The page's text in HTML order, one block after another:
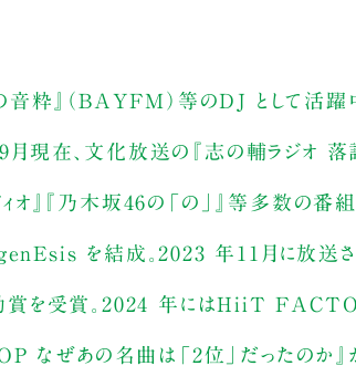
音粋』（BAYFM）等のDJ として活
現在、文化放送の『志の輔ラジオ 落
ィオ』『乃木坂46の「の」』等多数の
genEsis を結成。2023 年11月に放送さ
励賞を受賞。2024 年にはHiiT
ぜあの名曲は「2位」だったのか』